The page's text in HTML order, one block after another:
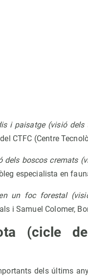
i paisatge (visió dels
CTFC (Centre
dels boscos cremats
especialista en
un foc forestal
i Samuel Colomer,
(cicle
dels últims